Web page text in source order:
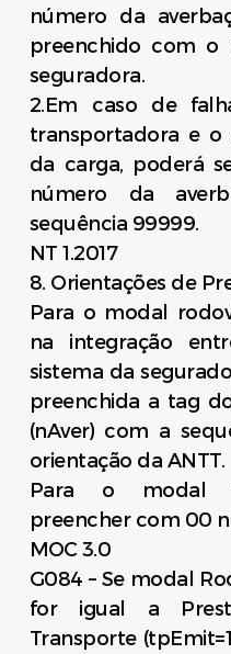
número da
preenchido com o
seguradora.
2.Em caso de
transportadora e o
da carga, poderá
número da
sequência 99999.
NT 1.2017
8. Orientações de
Para o modal
na integração
sistema da
preenchida a tag
(nAver) com a
orientação da ANTT.
Para o modal
preencher com 00
MOC 3.0
G084 – Se modal
for igual a
Transporte